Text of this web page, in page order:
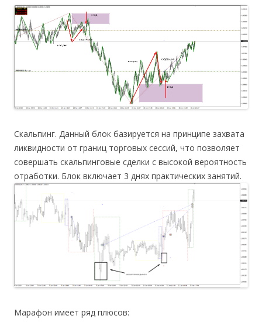
Скальпинг. Данный блок базируется на принципе захвата
ликвидности от границ торговых сессий, что позволяет
совершать скальпинговые сделки с высокой вероятность
отработки. Блок включает 3 днях практических занятий.
Марафон имеет ряд плюсов: